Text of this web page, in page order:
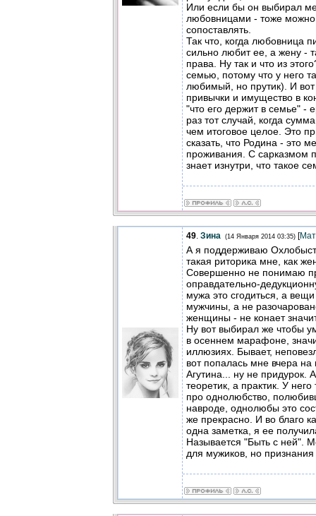
Или если бы он выбирал
любовницами - тоже
сопоставлять.
Так что, когда любовница
сильно любит ее, а жену -
права. Ну так и что из
семью, потому что у него
любимый, но прутик). И вот
привычки и имущество в
"что его держит в семье" -
раз тот случай, когда
чем итоговое целое. Это
сказать, что Родина - это
проживания. С сарказмом
знает изнутри, что такое
49. Зина (14 Января 2014 03:35) [
А я поддерживаю
такая риторика мне, как
Совершенно не понимаю
оправдательно-
мужа это сгодиться, а
мужчины, а не
женщины - не конает
Ну вот выбирал же чтобы
в осеннем марафоне,
иллюзиях. Бывает,
вот попалась мне вчера
Агутина... ну не придурок.
теоретик, а практик. У
про однолюбство,
навроде, однолюбы это
же прекрасно. И во благо
одна заметка, я ее
Называется "Быть с ней".
для мужиков, но